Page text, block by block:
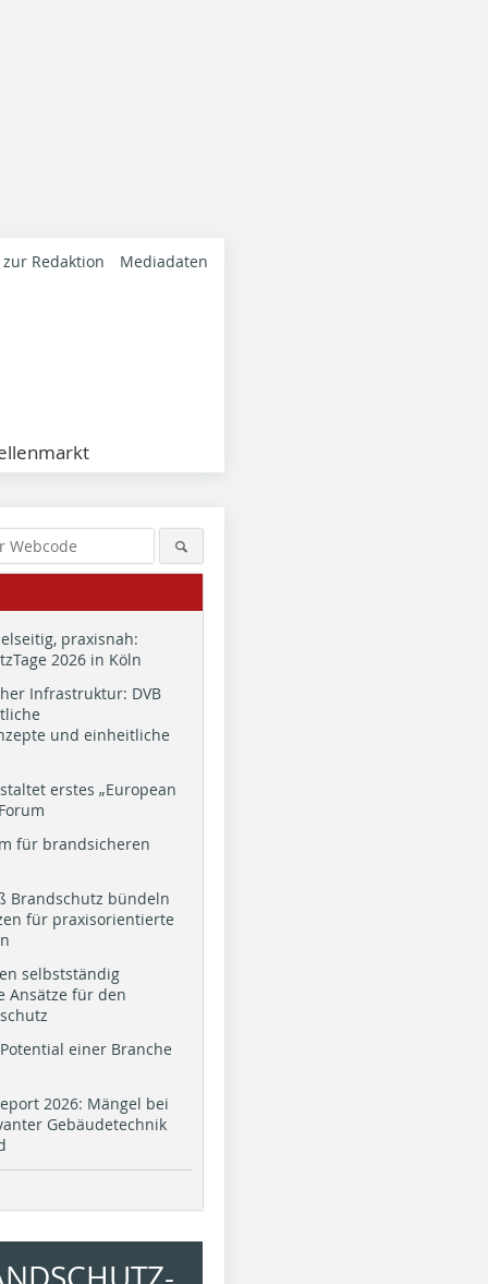
Redaktion Mediadaten
praxisnah:
2026 in Köln
Infrastruktur: DVB
und einheitliche
erstes „European
für brandsicheren
Brandschutz bündeln
für praxisorientierte
selbstständig
Ansätze für den
einer Branche
2026: Mängel bei
Gebäudetechnik